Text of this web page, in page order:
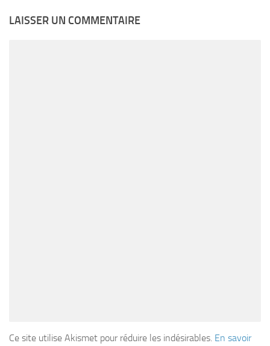
LAISSER UN COMMENTAIRE
Ce site utilise Akismet pour réduire les indésirables. En savoir